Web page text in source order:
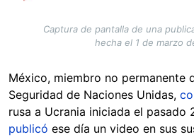
Captura de pantalla de una
hecha el 1 de marzo
México, miembro no permanente
Seguridad de Naciones Unidas,
rusa a Ucrania iniciada el pasado
publicó ese día un video en sus